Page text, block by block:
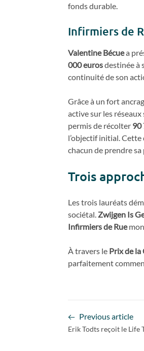
fonds durable.
Infirmiers de
Valentine Bécuea
000 eurosdestinée à
continuité de son
Grâce à un fort
active sur les
permis de récolter 90
l’objectif initial.
chacun de prendre
Trois
Les trois lauréats
sociétal. Zwijgen Is
Infirmiers de Rue
À travers le Prix de la
parfaitement
Previous article
Erik Todts reçoit le Life